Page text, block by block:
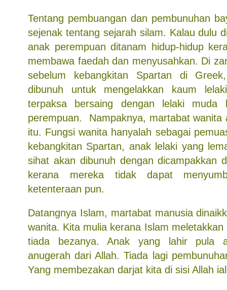
Tentang pembuangan dan pembunuhan
sejenak tentang sejarah silam. Kalau dulu
anak perempuan ditanam hidup-hidup
membawa faedah dan menyusahkan. Di
sebelum kebangkitan Spartan di
dibunuh untuk mengelakkan kaum
terpaksa bersaing dengan lelaki muda
perempuan. Nampaknya, martabat wanita
itu. Fungsi wanita hanyalah sebagai
kebangkitan Spartan, anak lelaki yang
sihat akan dibunuh dengan dicampakkan
kerana mereka tidak dapat
ketenteraan pun.
Datangnya Islam, martabat manusia
wanita. Kita mulia kerana Islam
tiada bezanya. Anak yang lahir pula
anugerah dari Allah. Tiada lagi
Yang membezakan darjat kita di sisi Allah